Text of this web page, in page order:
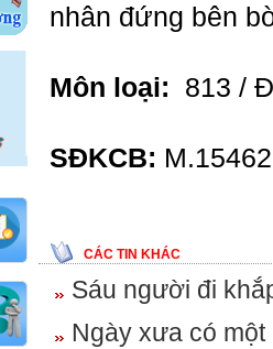
nhân đứng bên
Môn loại: 813 /
SĐKCB:
CÁC TIN KHÁC
Sáu người đi
Ngày xưa có